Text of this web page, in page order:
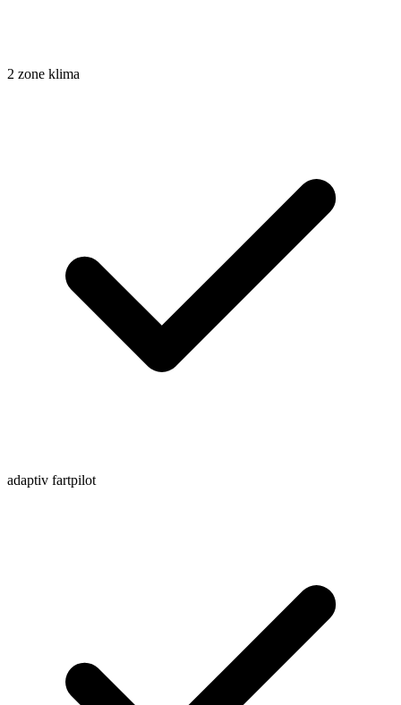
2 zone klima
adaptiv fartpilot